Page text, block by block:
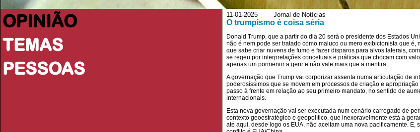
OPINIÃO
TEMAS
PESSOAS
11-01-2025 Jornal de Notícias
O trumpismo é coisa séria
Donald Trump, que a partir do dia 20 será o presidente dos Estados
não é nem pode ser tratado como maluco ou mero exibicionista que
que sabe criar nuvens de fumo e fazer disparos para alvos laterais,
se regeu por interpretações concetuais e práticas que chocam com
apenas um pormenor a gerir e não vale mais que a mentira.
A governação que Trump vai corporizar assenta numa articulação de
poderosíssimos que se movem em processos de criação e
passo à frente em relação ao seu primeiro mandato, no sentido de
internacionais.
Esta nova governação vai ser executada num cenário carregado de
contexto geoestratégico e geopolítico, que inexoravelmente está a
até aqui, desde logo os EUA, não aceitam uma nova pacificamente.